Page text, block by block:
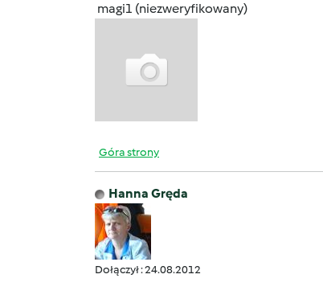
magi1 (niezweryfikowany)
Góra strony
Hanna Gręda
Dołączył : 24.08.2012